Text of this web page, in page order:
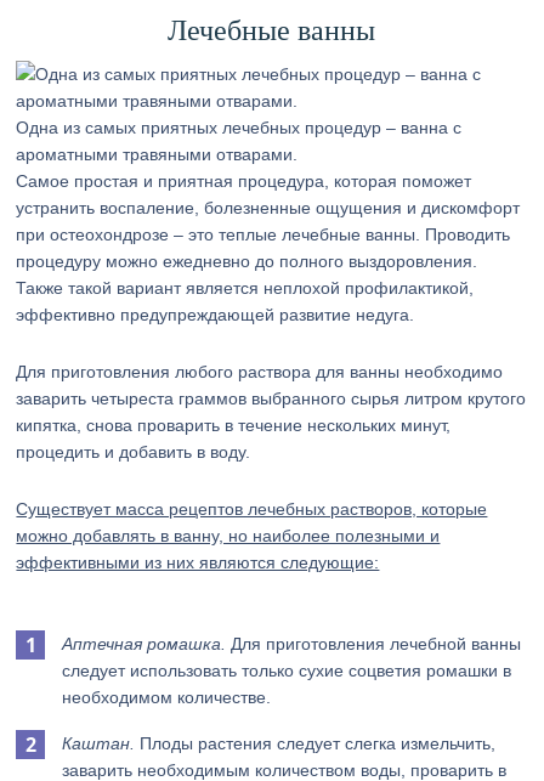
Лечебные ванны
Одна из самых приятных лечебных процедур – ванна с
ароматными травяными отварами.
Самое простая и приятная процедура, которая поможет
устранить воспаление, болезненные ощущения и дискомфорт
при остеохондрозе – это теплые лечебные ванны. Проводить
процедуру можно ежедневно до полного выздоровления.
Также такой вариант является неплохой профилактикой,
эффективно предупреждающей развитие недуга.
Для приготовления любого раствора для ванны необходимо
заварить четыреста граммов выбранного сырья литром крутого
кипятка, снова проварить в течение нескольких минут,
процедить и добавить в воду.
Существует масса рецептов лечебных растворов, которые
можно добавлять в ванну, но наиболее полезными и
эффективными из них являются следующие:
Аптечная ромашка.
Для приготовления лечебной ванны
следует использовать только сухие соцветия ромашки в
необходимом количестве.
Каштан. Плоды растения следует слегка измельчить,
заварить необходимым количеством воды, проварить в